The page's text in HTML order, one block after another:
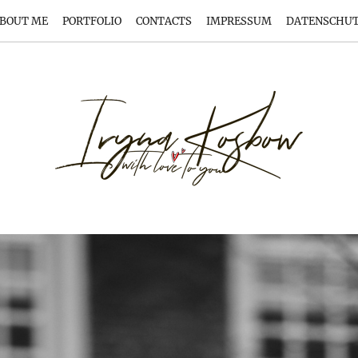
ME PORTFOLIO CONTACTS IMPRESSUM